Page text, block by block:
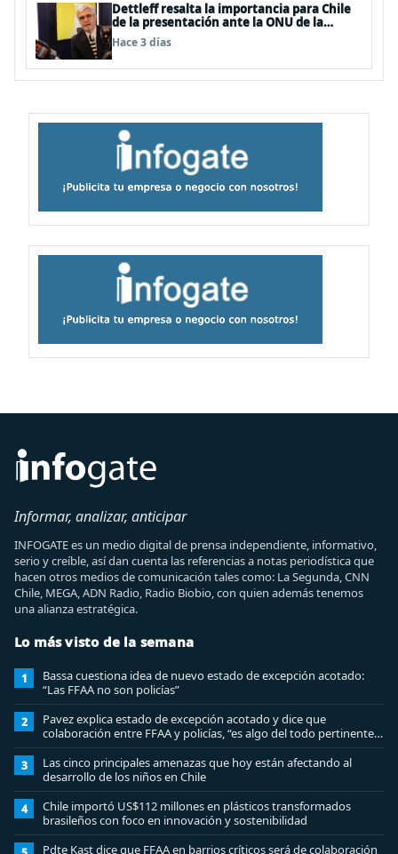
Dettleff resalta la importancia para Chile
de la presentación ante la ONU de la
Plataforma Continental Extendida del
Archipiélago Juan Fernández
Hace 3 días
Informar, analizar, anticipar
INFOGATE es un medio digital de prensa independiente, informativo,
serio y creíble, así dan cuenta las referencias a notas periodística que
hacen otros medios de comunicación tales como: La Segunda, CNN
Chile, MEGA, ADN Radio, Radio Biobio, con quien además tenemos
una alianza estratégica.
Lo más visto de la semana
1
Bassa cuestiona idea de nuevo estado de excepción acotado:
“Las FFAA no son policías”
2
Pavez explica estado de excepción acotado y dice que
colaboración entre FFAA y policías, “es algo del todo pertinente
analizar”
3
Las cinco principales amenazas que hoy están afectando al
desarrollo de los niños en Chile
4
Chile importó US$112 millones en plásticos transformados
brasileños con foco en innovación y sostenibilidad
Pdte Kast dice que FFAA en barrios críticos será de colaboración